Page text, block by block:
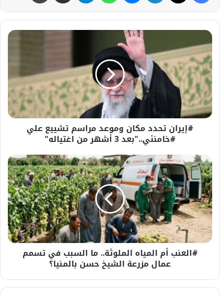
#إيران
تحدد
مكان
وموعد
مراسم
تشييع
علي
#خامنئي.."بعد
3
#إيران تحدد مكان وموعد مراسم تشييع علي
#خامنئي.."بعد 3 أشهر من اغتياله"
#العنب
أم
المياه
الملوثة..
ما
السبب
في
تسمم
عمال
مزرعة
بالمنيا؟
#العنب أم المياه الملوثة.. ما السبب في تسمم
عمال مزرعة الشيخ حسن بالمنيا؟